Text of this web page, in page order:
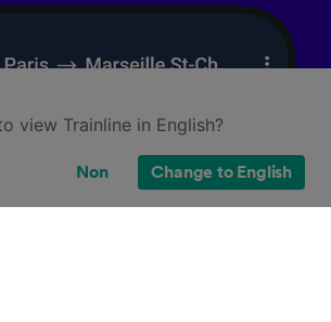
view Trainline in English?
Non Change to English